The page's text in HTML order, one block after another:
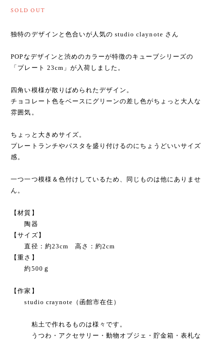
SOLD OUT
独特のデザインと色合いが人気の studio claynote さん
POPなデザインと渋めのカラーが特徴のキューブシリーズの
「プレート 23cm」が入荷しました。
四角い模様が散りばめられたデザイン。
チョコレート色をベースにグリーンの差し色がちょっと大人な
雰囲気。
ちょっと大きめサイズ。
プレートランチやパスタを盛り付けるのにちょうどいいサイズ
感。
一つ一つ模様＆色付けしているため、同じものは他にありませ
ん。
【材質】
陶器
【サイズ】
直径：約23cm 高さ：約2cm
【重さ】
約500ｇ
【作家】
studio craynote（函館市在住）
粘土で作れるものは様々です。
うつわ・アクセサリー・動物オブジェ・貯金箱・表札な